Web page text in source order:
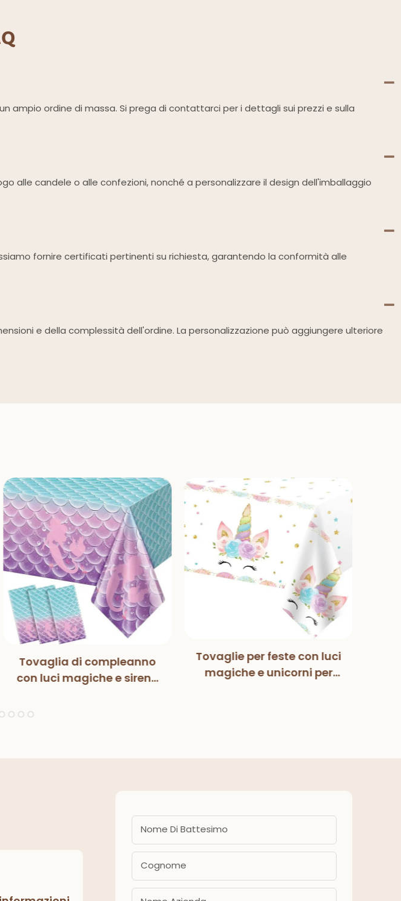
ordine di massa. Si prega di contattarci per i dettagli sui prezzi e sulla
alle candele o alle confezioni, nonché a personalizzare il design dell'imballaggio
fornire certificati pertinenti su richiesta, garantendo la conformità alle
e della complessità dell'ordine. La personalizzazione può aggiungere ulteriore
Tovaglia di compleanno
con luci magiche e sirena
per feste di compleanno
Tovaglie per feste con luci
magiche e unicorni per
Nome Di Battesimo
Cognome